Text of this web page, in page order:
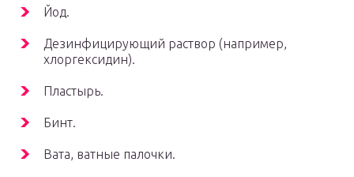
Йод.
Дезинфицирующий раствор (например,
хлоргексидин).
Пластырь.
Бинт.
Вата, ватные палочки.